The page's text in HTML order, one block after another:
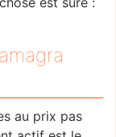
au prix pas